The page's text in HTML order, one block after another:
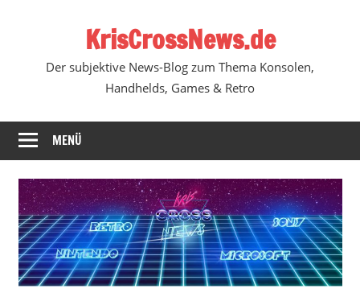
KrisCrossNews.de
Der subjektive News-Blog zum Thema Konsolen,
Handhelds, Games & Retro
MENÜ